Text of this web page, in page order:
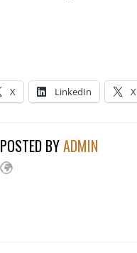
X LinkedIn X
POSTED BYADMIN